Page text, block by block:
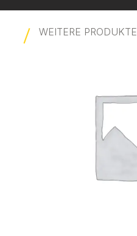
WEITERE PRODUKTE